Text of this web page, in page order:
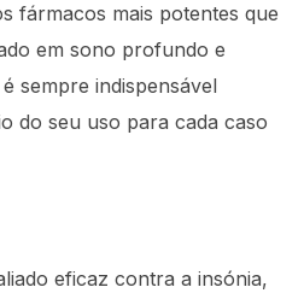
fármacos mais potentes que
em sono profundo e
sempre indispensável
do seu uso para cada caso
eficaz contra a insónia,